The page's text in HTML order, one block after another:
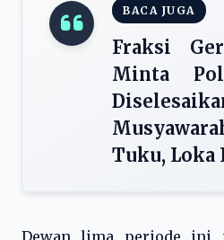
BACA JUGA
Fraksi
Minta
Tuku, Loka
Dewan lima periode ini